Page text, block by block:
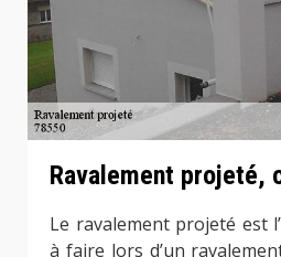
Ravalement projeté,
Le ravalement projeté est
à faire lors d’un